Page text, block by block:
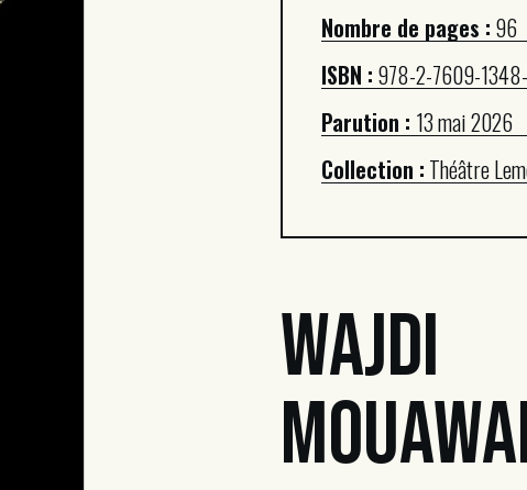
Nombre de pages : 96
ISBN : 978-2-7609-
Parution : 13 mai 2026
Collection : Théâtre
Wajdi